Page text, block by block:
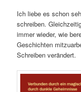
Ich liebe es schon
schreiben.
immer wieder, wie
Geschichten
Schreiben verändert.